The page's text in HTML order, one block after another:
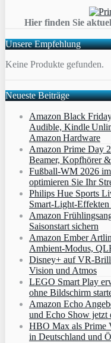
Hier finden Sie
Unsere Empfehlung
Keine Produkte gefunden.
Neueste Beiträge
Amazon Black
Audible, Kindle
Amazon Hardware
Amazon Prime Day
Beamer, Kopfhörer
Fußball-WM 2026
optimieren Sie Ihr
Philips Hue Sports
Amazon
Saisonstart sichern
Amazon Ember
Ambient‑Modus,
Disney+ auf VR-
Vision und Atmos
LEGO Smart Play
ohne Bildschirm
Amazon Echo
und Echo Show jetzt
HBO Max als Prime
in Deutschland und